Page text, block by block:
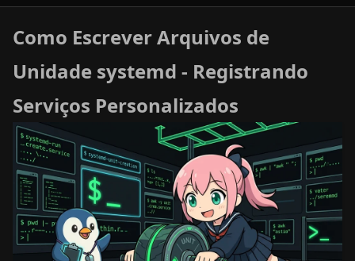
Como Escrever Arquivos de
Unidade systemd - Registrando
Serviços Personalizados